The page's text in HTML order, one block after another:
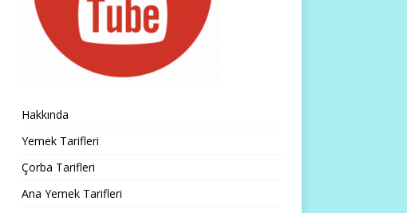
Hakkında
Yemek Tarifleri
Çorba Tarifleri
Ana Yemek Tarifleri